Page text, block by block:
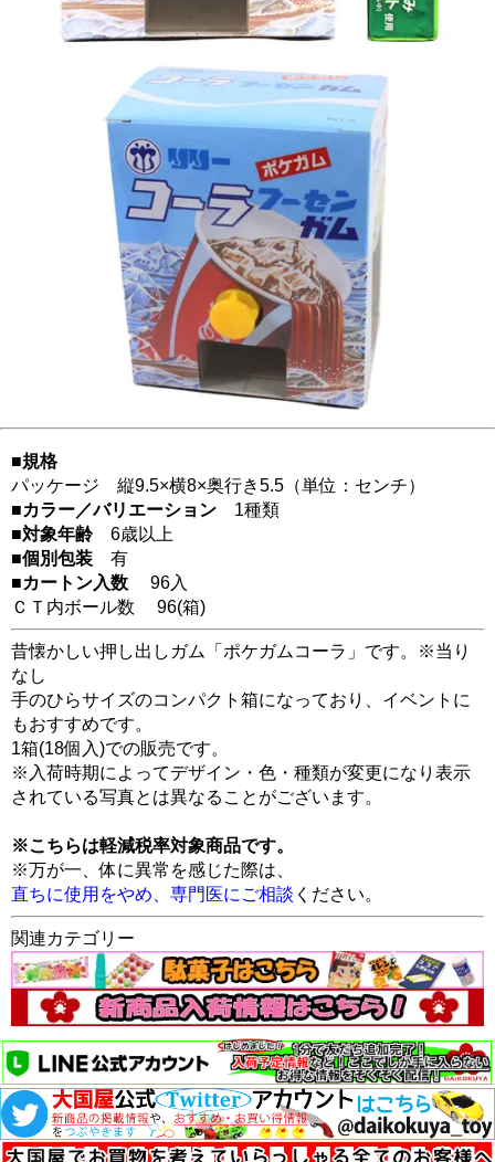
■規格
パッケージ 縦9.5×横8×奥行き5.5（単位：センチ）
■カラー／バリエーション 1種類
■対象年齢 6歳以上
■個別包装 有
■カートン入数
96入
ＣＴ内ボール数
96(箱)
昔懐かしい押し出しガム「ポケガムコーラ」です。※当り
なし
手のひらサイズのコンパクト箱になっており、イベントに
もおすすめです。
1箱(18個入)での販売です。
※入荷時期によってデザイン・色・種類が変更になり表示
されている写真とは異なることがございます。
※こちらは軽減税率対象商品です。
※万が一、体に異常を感じた際は、
直ちに使用をやめ、専門医にご相談 ください。
関連カテゴリー